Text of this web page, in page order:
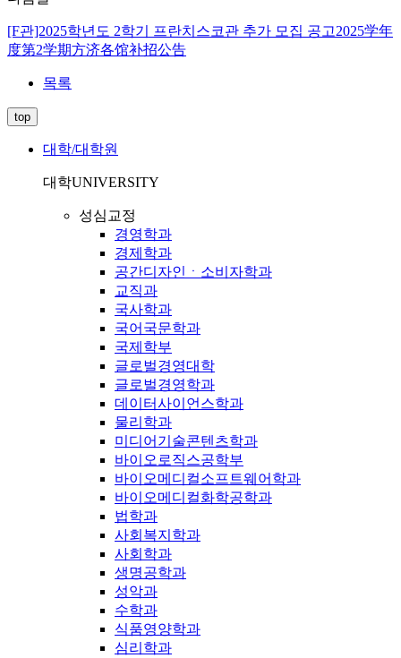
[F관]2025학년도 2학기 프란치스코관 추가 모집 공고2025学年
度第2学期方济各馆补招公告
목록
top
대학/대학원
대학UNIVERSITY
성심교정
경영학과
경제학과
공간디자인ㆍ소비자학과
교직과
국사학과
국어국문학과
국제학부
글로벌경영대학
글로벌경영학과
데이터사이언스학과
물리학과
미디어기술콘텐츠학과
바이오로직스공학부
바이오메디컬소프트웨어학과
바이오메디컬화학공학과
법학과
사회복지학과
사회학과
생명공학과
성악과
수학과
식품영양학과
심리학과